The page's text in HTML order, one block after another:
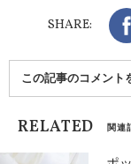
修了
SHARE:
この記事のコメント
RELATED 関連